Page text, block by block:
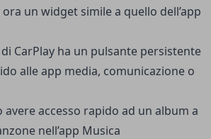
ora un widget simile a quello dell’app
CarPlay ha un pulsante persistente
alle app media, comunicazione o
avere accesso rapido ad un album a
nell’app Musica